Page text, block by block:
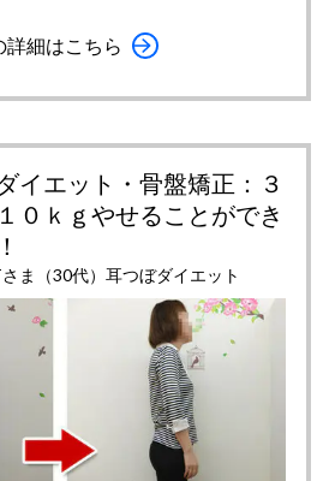
細はこちら
イエット・骨盤矯正：３
０ｋｇやせることができ
ま（30代）耳つぼダイエット